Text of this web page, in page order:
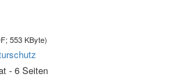
553 KByte)
- 6 Seiten